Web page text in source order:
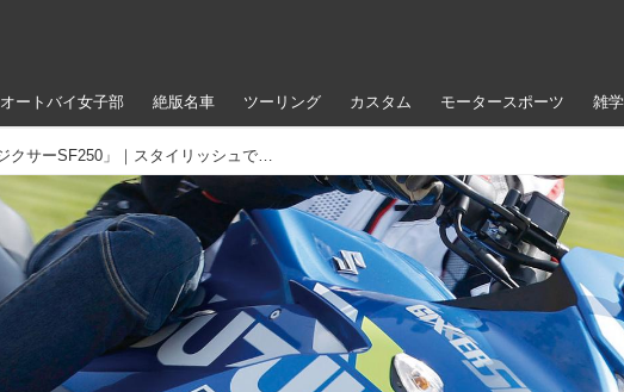
オートバイ女子部 絶版名車 ツーリング カスタム モータースポーツ 雑学
【インプレ】スズキ「ジクサーSF250」｜スタイリッシュでスリムな油冷フルカウルスポーツ